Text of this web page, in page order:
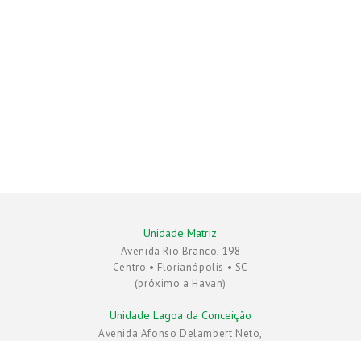
Unidade Matriz
Avenida Rio Branco, 198
Centro • Florianópolis • SC
(próximo a Havan)
Unidade Lagoa da Conceição
Avenida Afonso Delambert Neto,